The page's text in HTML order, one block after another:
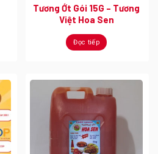
Tương Ớt Gói 15G – Tương
Việt Hoa Sen
Đọc tiếp